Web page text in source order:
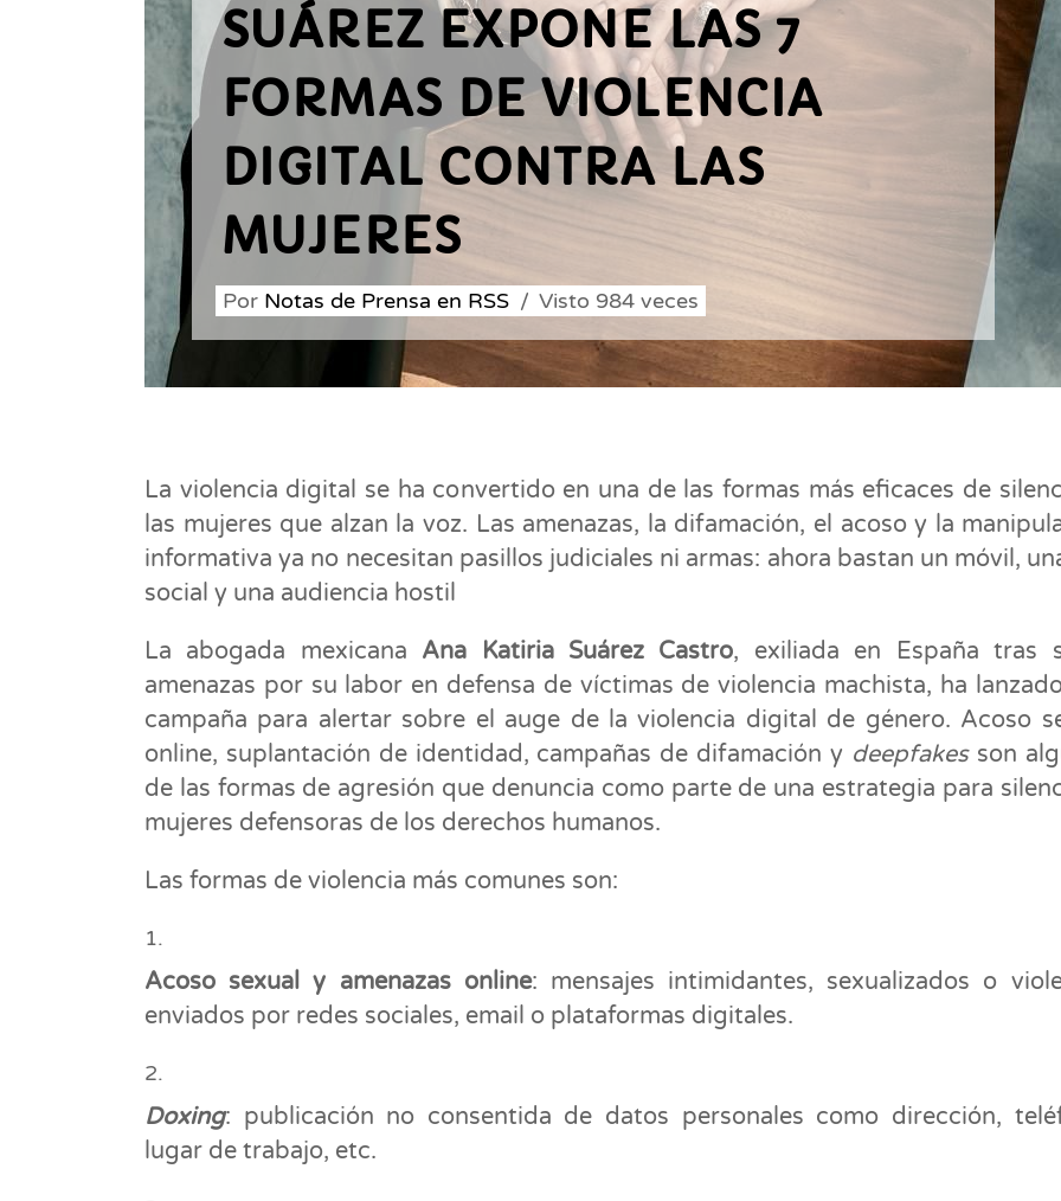
SUÁREZ EXPONE LAS 7
FORMAS DE VIOLENCIA
DIGITAL CONTRA LAS
MUJERES
Por Notas de Prensa en RSS Visto 984 veces
La violencia digital se ha convertido en una de las formas más eficaces de
las mujeres que alzan la voz. Las amenazas, la difamación, el acoso y la
informativa ya no necesitan pasillos judiciales ni armas: ahora bastan un móvil,
social y una audiencia hostil
La abogada mexicana Ana Katiria Suárez Castro, exiliada en España tras
amenazas por su labor en defensa de víctimas de violencia machista, ha
campaña para alertar sobre el auge de la violencia digital de género. Acoso
online, suplantación de identidad, campañas de difamación y deepfakes son
de las formas de agresión que denuncia como parte de una estrategia para
mujeres defensoras de los derechos humanos.
Las formas de violencia más comunes son:
Acoso sexual y amenazas online: mensajes intimidantes, sexualizados o
enviados por redes sociales, email o plataformas digitales.
Doxing: publicación no consentida de datos personales como dirección,
lugar de trabajo, etc.